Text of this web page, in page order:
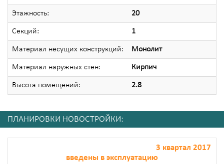
Этажность: 20
Секций: 1
Материал несущих конструкций: Монолит
Материал наружных стен: Кирпич
Высота помещений: 2.8
ПЛАНИРОВКИ НОВОСТРОЙКИ:
3 квартал 2017
введены в эксплуатацию